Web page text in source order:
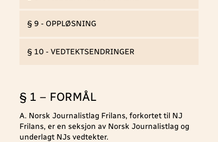
§ 9 - OPPLØSNING
§ 10 - VEDTEKTSENDRINGER
§ 1 – FORMÅL
A. Norsk Journalistlag Frilans, forkortet til NJ
Frilans, er en seksjon av Norsk Journalistlag og
underlagt NJs vedtekter.